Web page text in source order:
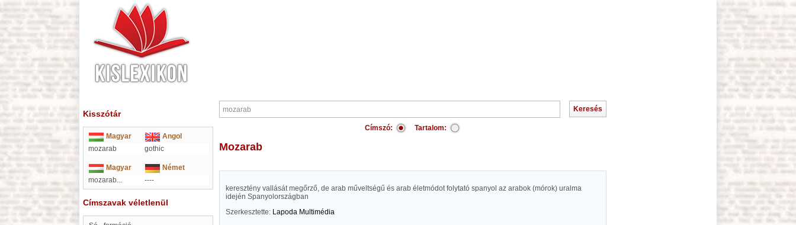
Kisszótár
Magyar
Angol
mozarab
gothic
Magyar
Német
mozarab...
----
Címszavak véletlenül
Címszó: Tartalom:
mozarab
keresztény vallását megőrző, de arab műveltségű és arab életmódot folytató spanyol az arabok (mórok) uralma
idején Spanyolországban
Szerkesztette: Lapoda Multimédia